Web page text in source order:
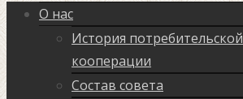
О нас
История потребительской
кооперации
Состав совета